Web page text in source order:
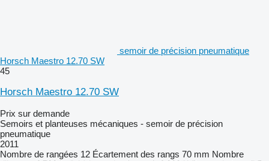
semoir de précision pneumatique
Horsch Maestro 12.70 SW
45
Horsch Maestro 12.70 SW
Prix sur demande
Semoirs et planteuses mécaniques - semoir de précision
pneumatique
2011
Nombre de rangées 12 Écartement des rangs 70 mm Nombre